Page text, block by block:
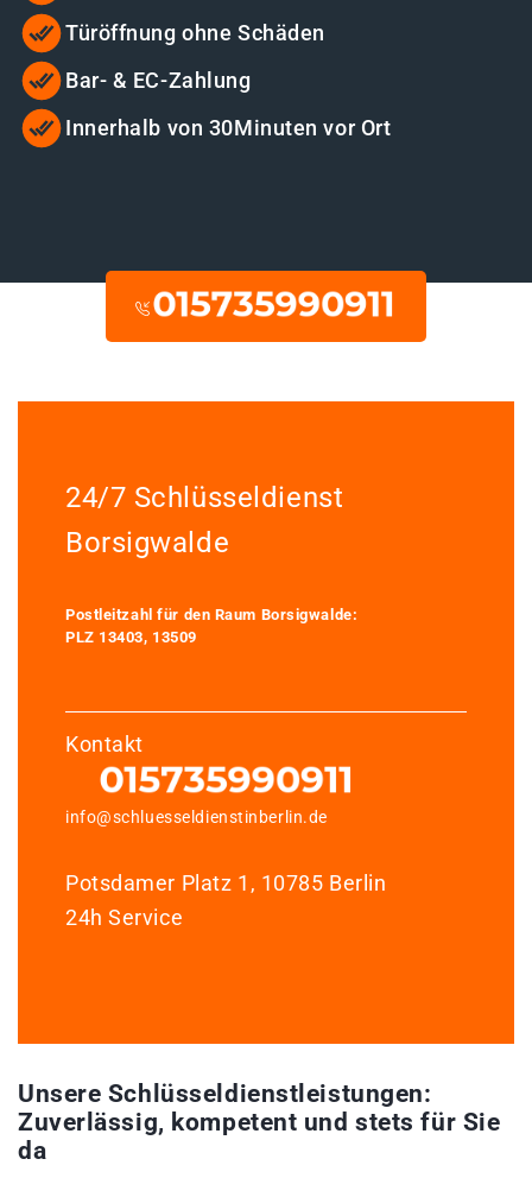
Türöffnung ohne Schäden
Bar- & EC-Zahlung
Innerhalb von 30Minuten vor Ort
24/7 Schlüsseldienst
Borsigwalde
Postleitzahl für den Raum Borsigwalde:
PLZ 13403, 13509
Kontakt
info@schluesseldienstinberlin.de
Potsdamer Platz 1, 10785 Berlin
24h Service
Unsere Schlüsseldienstleistungen:
Zuverlässig, kompetent und stets für Sie
da